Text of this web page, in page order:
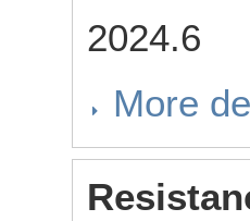
2024.6
More